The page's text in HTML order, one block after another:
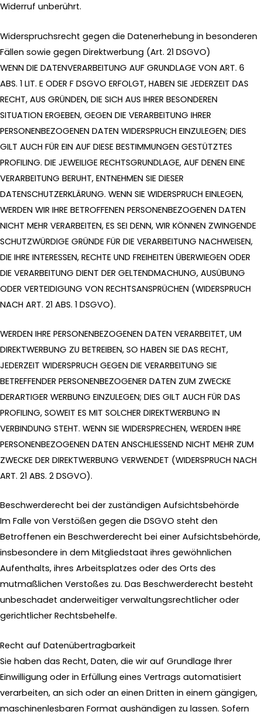
Widerruf unberührt.
Widerspruchsrecht gegen die Datenerhebung in besonderen
Fällen sowie gegen Direktwerbung (Art. 21 DSGVO)
WENN DIE DATENVERARBEITUNG AUF GRUNDLAGE VON ART. 6
ABS. 1 LIT. E ODER F DSGVO ERFOLGT, HABEN SIE JEDERZEIT DAS
RECHT, AUS GRÜNDEN, DIE SICH AUS IHRER BESONDEREN
SITUATION ERGEBEN, GEGEN DIE VERARBEITUNG IHRER
PERSONENBEZOGENEN DATEN WIDERSPRUCH EINZULEGEN; DIES
GILT AUCH FÜR EIN AUF DIESE BESTIMMUNGEN GESTÜTZTES
PROFILING. DIE JEWEILIGE RECHTSGRUNDLAGE, AUF DENEN EINE
VERARBEITUNG BERUHT, ENTNEHMEN SIE DIESER
DATENSCHUTZERKLÄRUNG. WENN SIE WIDERSPRUCH EINLEGEN,
WERDEN WIR IHRE BETROFFENEN PERSONENBEZOGENEN DATEN
NICHT MEHR VERARBEITEN, ES SEI DENN, WIR KÖNNEN ZWINGENDE
SCHUTZWÜRDIGE GRÜNDE FÜR DIE VERARBEITUNG NACHWEISEN,
DIE IHRE INTERESSEN, RECHTE UND FREIHEITEN ÜBERWIEGEN ODER
DIE VERARBEITUNG DIENT DER GELTENDMACHUNG, AUSÜBUNG
ODER VERTEIDIGUNG VON RECHTSANSPRÜCHEN (WIDERSPRUCH
NACH ART. 21 ABS. 1 DSGVO).
WERDEN IHRE PERSONENBEZOGENEN DATEN VERARBEITET, UM
DIREKTWERBUNG ZU BETREIBEN, SO HABEN SIE DAS RECHT,
JEDERZEIT WIDERSPRUCH GEGEN DIE VERARBEITUNG SIE
BETREFFENDER PERSONENBEZOGENER DATEN ZUM ZWECKE
DERARTIGER WERBUNG EINZULEGEN; DIES GILT AUCH FÜR DAS
PROFILING, SOWEIT ES MIT SOLCHER DIREKTWERBUNG IN
VERBINDUNG STEHT. WENN SIE WIDERSPRECHEN, WERDEN IHRE
PERSONENBEZOGENEN DATEN ANSCHLIESSEND NICHT MEHR ZUM
ZWECKE DER DIREKTWERBUNG VERWENDET (WIDERSPRUCH NACH
ART. 21 ABS. 2 DSGVO).
Beschwerde­recht bei der zuständigen Aufsichts­behörde
Im Falle von Verstößen gegen die DSGVO steht den
Betroffenen ein Beschwerderecht bei einer Aufsichtsbehörde,
insbesondere in dem Mitgliedstaat ihres gewöhnlichen
Aufenthalts, ihres Arbeitsplatzes oder des Orts des
mutmaßlichen Verstoßes zu. Das Beschwerderecht besteht
unbeschadet anderweitiger verwaltungsrechtlicher oder
gerichtlicher Rechtsbehelfe.
Recht auf Daten­übertrag­barkeit
Sie haben das Recht, Daten, die wir auf Grundlage Ihrer
Einwilligung oder in Erfüllung eines Vertrags automatisiert
verarbeiten, an sich oder an einen Dritten in einem gängigen,
maschinenlesbaren Format aushändigen zu lassen. Sofern